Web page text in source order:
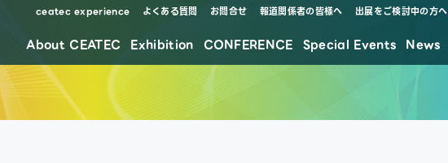
About CEATEC Exhibition CONFERENCE Special Events News
ceatec experience よくある質問 お問合せ 報道関係者の皆様へ 出展をご検討中の方へ